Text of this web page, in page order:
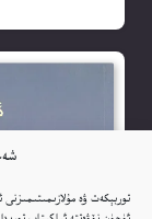
توربېكەت ۋە